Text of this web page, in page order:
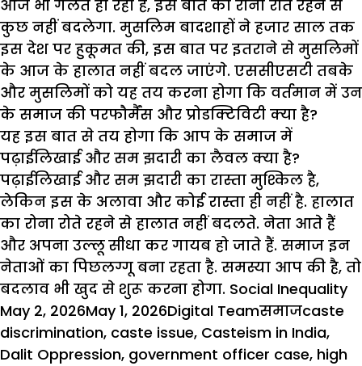
आज भी गलत हो रहा है, इस बात का रोना रोते रहने से
कुछ नहीं बदलेगा. मुसलिम बादशाहों ने हजार साल तक
इस देश पर हुकूमत की, इस बात पर इतराने से मुसलिमों
के आज के हालात नहीं बदल जाएंगे. एससीएसटी तबके
और मुसलिमों को यह तय करना होगा कि वर्तमान में उन
के समाज की परफौर्मैंस और प्रोडक्टिविटी क्या है?
यह इस बात से तय होगा कि आप के समाज में
पढ़ाईलिखाई और सम झदारी का लैवल क्या है?
पढ़ाईलिखाईऔर सम झदारी का रास्ता मुश्किल है,
लेकिन इस के अलावा और कोई रास्ता ही नहीं है. हालात
का रोना रोते रहने से हालात नहीं बदलते. नेता आते हैं
और अपना उल्लू सीधा कर गायब हो जाते हैं. समाज इन
नेताओं का पिछलग्गू बना रहता है. समस्या आप की है, तो
बदलाव भी खुद से शुरू करना होगा. Social Inequality
Posted
on
May 2, 2026May 1, 2026Author
Digital TeamCategories
समाजTags
caste
discrimination, caste issue, Casteism in India,
Dalit Oppression, government officer case, high